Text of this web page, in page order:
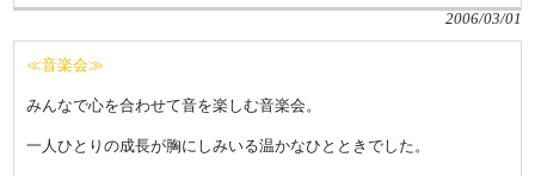
2006/03/01
≪音楽会≫
みんなで心を合わせて音を楽しむ音楽会。
一人ひとりの成長が胸にしみいる温かなひとときでした。